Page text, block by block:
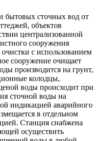
бытовых сточных вод от
объектов
централизованной
сооружения
с использованием
сооружение очищает
производится на грунт,
колодцы,
воды происходит при
сточной воды на
индикацией аварийного
в отдельном
Станция снабжена
осуществить